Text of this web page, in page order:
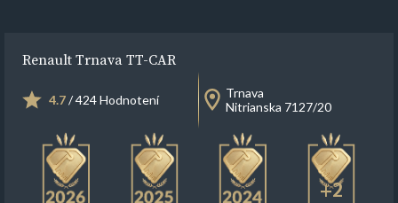
Renault Trnava TT-CAR
4.7/ 424 Hodnotení
Trnava
Nitrianska 7127/20
+2